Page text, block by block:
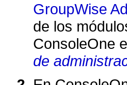
GroupWise
de los
ConsoleOne
de